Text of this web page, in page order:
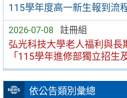
115學年度高一新生報到流
2026-07-08 註冊組
弘光科技大學老人福利與長
「115學年進修部獨立招生
依公告類別彙總